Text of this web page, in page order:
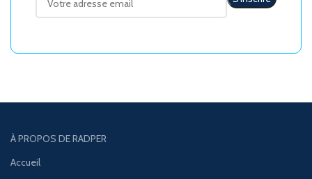
À PROPOS DE RADPER
Accueil